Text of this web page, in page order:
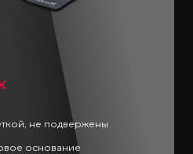
не подвержены
основание